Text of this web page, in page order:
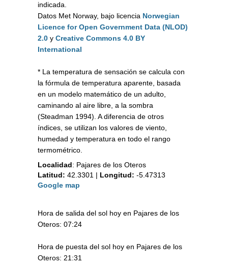
indicada.
Datos Met Norway, bajo licencia Norwegian
Licence for Open Government Data (NLOD)
2.0 y Creative Commons 4.0 BY
International
* La temperatura de sensación se calcula con
la fórmula de temperatura aparente, basada
en un modelo matemático de un adulto,
caminando al aire libre, a la sombra
(Steadman 1994). A diferencia de otros
índices, se utilizan los valores de viento,
humedad y temperatura en todo el rango
termométrico.
Localidad: Pajares de los Oteros
Latitud: 42.3301 | Longitud: -5.47313
Google map
Hora de salida del sol hoy en Pajares de los
Oteros: 07:24
Hora de puesta del sol hoy en Pajares de los
Oteros: 21:31